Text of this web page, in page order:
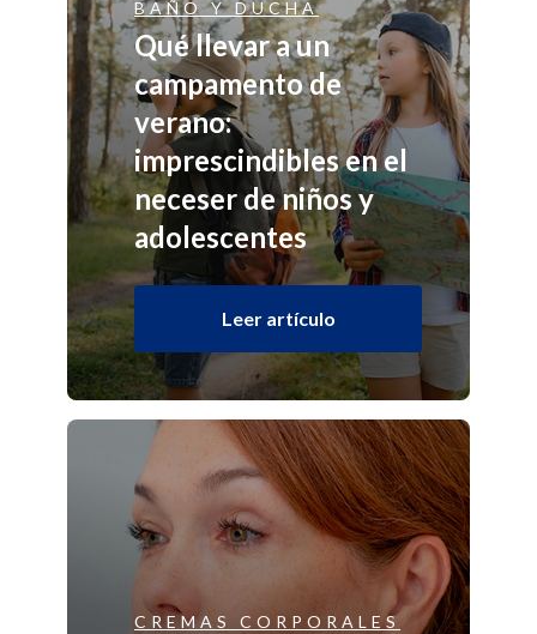
BAÑO Y DUCHA
Qué llevar a un
campamento de
verano:
imprescindibles en el
neceser de niños y
adolescentes
Leer artículo
CREMAS CORPORALES